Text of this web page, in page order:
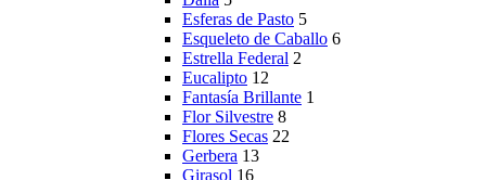
Esferas de Pasto 5
Esqueleto de Caballo 6
Estrella Federal 2
Eucalipto 12
Fantasía Brillante 1
Flor Silvestre 8
Flores Secas 22
Gerbera 13
Girasol 16